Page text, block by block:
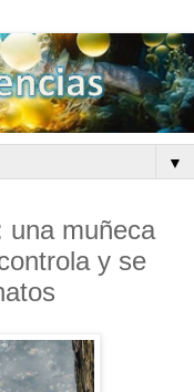
▼
una muñeca
y se